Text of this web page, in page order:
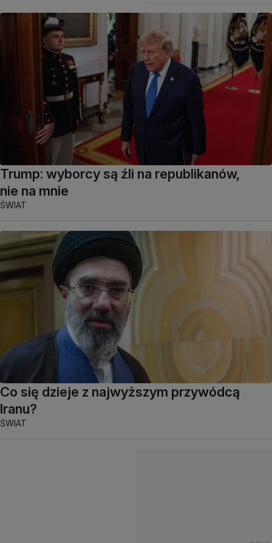
Trump: wyborcy są źli na republikanów,
nie na mnie
ŚWIAT
Co się dzieje z najwyższym przywódcą
Iranu?
ŚWIAT